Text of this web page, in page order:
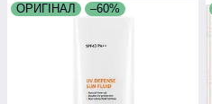
ОРИГІНАЛ –60%